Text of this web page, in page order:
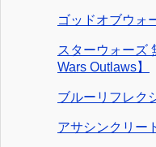
ゴッドオブウォ
スターウォーズ
Wars Outlaws】
ブルーリフレク
アサシンクリー